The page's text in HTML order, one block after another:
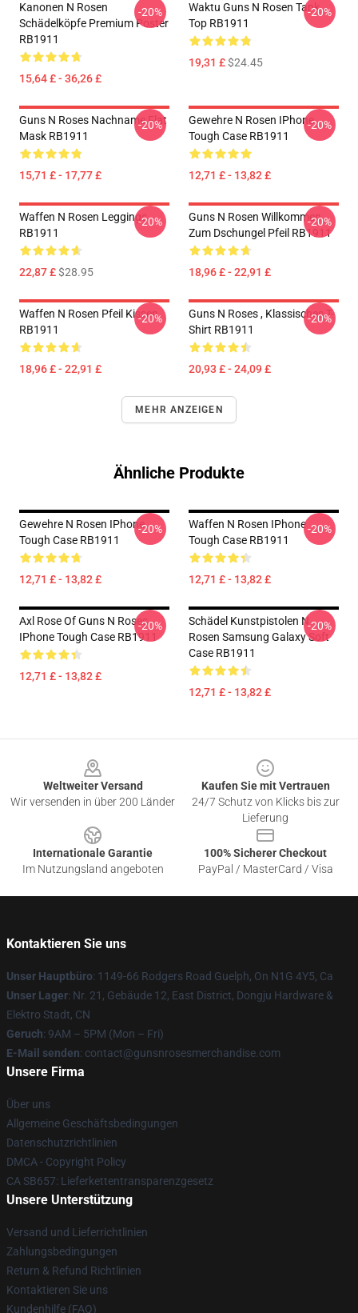
Kanonen N Rosen
Schädelköpfe Premium Poster
RB1911
15,64 £ - 36,26 £
-20%
Waktu Guns N Rosen Tank
Top RB1911
19,31 £$24.45
-20%
Guns N Roses Nachname Flat
Mask RB1911
15,71 £ - 17,77 £
-20%
Gewehre N Rosen IPhone
Tough Case RB1911
12,71 £ - 13,82 £
-20%
Waffen N Rosen Leggings
RB1911
22,87 £$28.95
-20%
Guns N Rosen Willkommen
Zum Dschungel Pfeil RB1911
18,96 £ - 22,91 £
-20%
Waffen N Rosen Pfeil Kissen
RB1911
18,96 £ - 22,91 £
-20%
Guns N Roses , Klassisches T-
Shirt RB1911
20,93 £ - 24,09 £
-20%
MEHR ANZEIGEN
Ähnliche Produkte
Gewehre N Rosen IPhone
Tough Case RB1911
12,71 £ - 13,82 £
-20%
Waffen N Rosen IPhone
Tough Case RB1911
12,71 £ - 13,82 £
-20%
Axl Rose Of Guns N Roses
IPhone Tough Case RB1911
12,71 £ - 13,82 £
-20%
Schädel Kunstpistolen N
Rosen Samsung Galaxy Soft
Case RB1911
12,71 £ - 13,82 £
-20%
Weltweiter Versand
Wir versenden in über 200 Länder
Kaufen Sie mit Vertrauen
24/7 Schutz von Klicks bis zur
Lieferung
Internationale Garantie
Im Nutzungsland angeboten
100% Sicherer Checkout
PayPal / MasterCard / Visa
Kontaktieren Sie uns
Unser Hauptbüro: 1149-66 Rodgers Road Guelph, On N1G 4Y5, Ca
Unser Lager: Nr. 21, Gebäude 12, East District, Dongju Hardware &
Elektro Stadt, CN
Geruch: 9AM – 5PM (Mon – Fri)
E-Mail senden: contact@gunsnrosesmerchandise.com
Unsere Firma
Über uns
Allgemeine Geschäftsbedingungen
Datenschutzrichtlinien
DMCA - Copyright Policy
CA SB657: Lieferkettentransparenzgesetz
Unsere Unterstützung
Versand und Lieferrichtlinien
Zahlungsbedingungen
Return & Refund Richtlinien
Kontaktieren Sie uns
Kundenhilfe (FAQ)